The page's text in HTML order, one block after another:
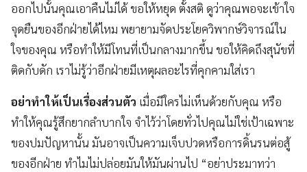
ออกไปนั้นคุณเอาคืนไม่ได้ ขอให้หยุด ตั้งสติ ดูว่าคุณพอจะเข้าใจ
จุดยืนของอีกฝ่ายได้ไหม พยายามจัดประโยควิพากษ์วิจารณ์ใน
ใจของคุณ หรือทำให้มีโทนที่เป็นกลางมากขึ้น ขอให้คิดถึงสุนัขที่
ติดกับดัก เราไม่รู้ว่าอีกฝ่ายมีเหตุผลอะไรที่คุกคามใส่เรา
อย่าทำให้เป็นเรื่องส่วนตัว เมื่อมีใครไม่เห็นด้วยกับคุณ หรือ
ทำให้คุณรู้สึกยากลำบากใจ จำไว้ว่าโดยทั่วไปคุณไม่ใช่เป้าเฉพาะ
ของปมปัญหานั้น มันอาจเป็นความเจ็บปวดหรือการดิ้นรนต่อสู้
ของอีกฝ่าย ทำไมไม่ปล่อยมันให้มันผ่านไป “อย่าประมาทว่า